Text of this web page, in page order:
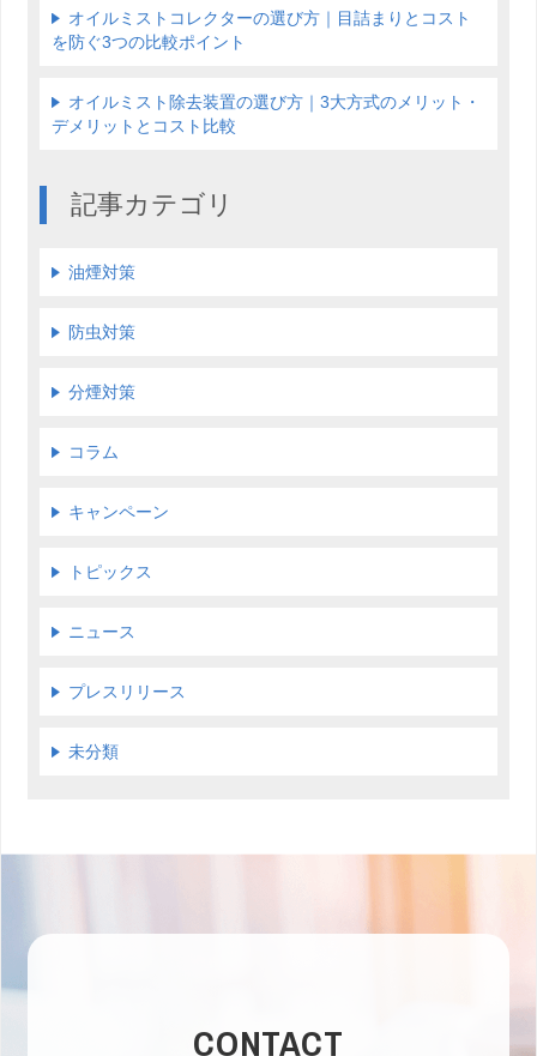
オイルミストコレクターの選び方｜目詰まりとコスト
を防ぐ3つの比較ポイント
オイルミスト除去装置の選び方｜3大方式のメリット・
デメリットとコスト比較
記事カテゴリ
油煙対策
防虫対策
分煙対策
コラム
キャンペーン
トピックス
ニュース
プレスリリース
未分類
CONTACT